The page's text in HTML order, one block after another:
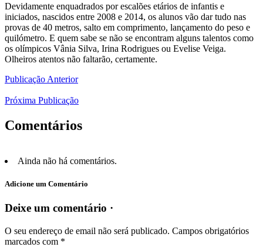
Devidamente enquadrados por escalões etários de infantis e
iniciados, nascidos entre 2008 e 2014, os alunos vão dar tudo nas
provas de 40 metros, salto em comprimento, lançamento do peso e
quilómetro. E quem sabe se não se encontram alguns talentos como
os olímpicos Vânia Silva, Irina Rodrigues ou Evelise Veiga.
Olheiros atentos não faltarão, certamente.
Publicação Anterior
Próxima Publicação
Comentários
Ainda não há comentários.
Adicione um Comentário
Deixe um comentário ·
O seu endereço de email não será publicado. Campos obrigatórios
marcados com *